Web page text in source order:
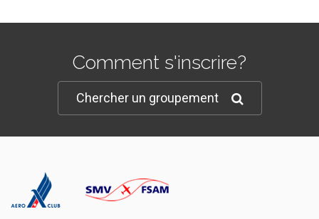
Comment s'inscrire?
Chercher un groupement